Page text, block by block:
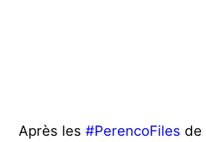
Après les#PerencoFiles de